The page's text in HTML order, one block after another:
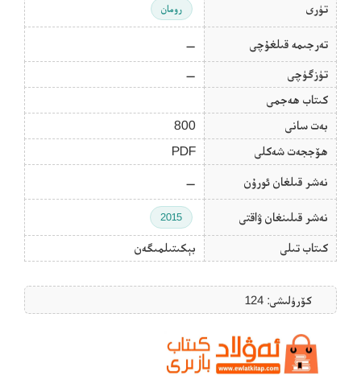
تۈرى رومان
تەرجىمە قىلغۇچى —
تۈزگۈچى
—
كىتاب ھەجمى
بەت سانى
800
ھۆججەت شەكلى
PDF
نەشر قىلغان ئورۇن —
نەشر قىلىنغان ۋاقتى 2015
كىتاب تىلى بېكىتىلمىگەن
كۆرۈلىشى: 124